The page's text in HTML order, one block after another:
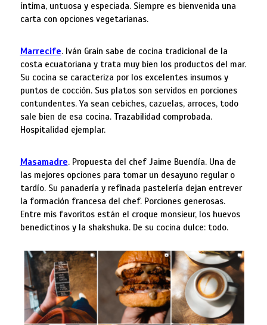
íntima, untuosa y especiada. Siempre es bienvenida una
carta con opciones vegetarianas.
Marrecife. Iván Grain sabe de cocina tradicional de la
costa ecuatoriana y trata muy bien los productos del mar.
Su cocina se caracteriza por los excelentes insumos y
puntos de cocción. Sus platos son servidos en porciones
contundentes. Ya sean cebiches, cazuelas, arroces, todo
sale bien de esa cocina. Trazabilidad comprobada.
Hospitalidad ejemplar.
Masamadre. Propuesta del chef Jaime Buendía. Una de
las mejores opciones para tomar un desayuno regular o
tardío. Su panadería y refinada pastelería dejan entrever
la formación francesa del chef. Porciones generosas.
Entre mis favoritos están el croque monsieur, los huevos
benedictinos y la shakshuka. De su cocina dulce: todo.